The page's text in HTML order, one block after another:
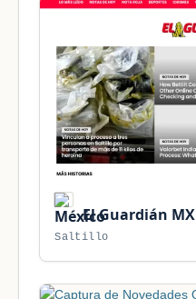
El Guardián MX
Saltillo